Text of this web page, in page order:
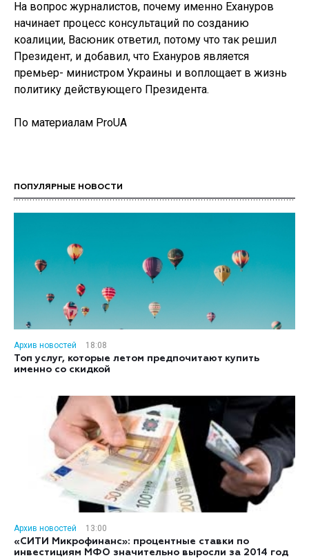
На вопрос журналистов, почему именно Ехануров
начинает процесс консультаций по созданию
коалиции, Васюник ответил, потому что так решил
Президент, и добавил, что Ехануров является
премьер- министром Украины и воплощает в жизнь
политику действующего Президента.
По материалам ProUA
ПОПУЛЯРНЫЕ НОВОСТИ
Архив новостей
18:08
Топ услуг, которые летом предпочитают купить
именно со скидкой
Архив новостей
13:00
«СИТИ Микрофинанс»: процентные ставки по
инвестициям МФО значительно выросли за 2014 год